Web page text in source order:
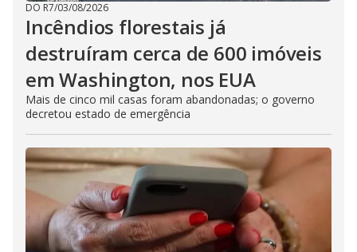
DO R7/03/08/2026
Incêndios florestais já
destruíram cerca de 600 imóveis
em Washington, nos EUA
Mais de cinco mil casas foram abandonadas; o governo
decretou estado de emergência